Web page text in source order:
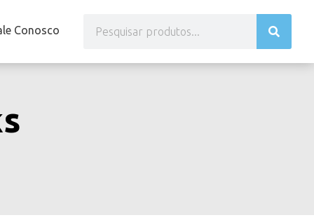
Conosco